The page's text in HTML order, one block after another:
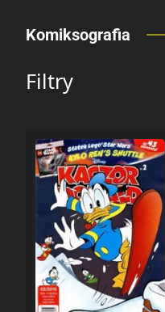
Komiksografia
Filtry